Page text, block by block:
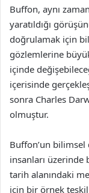
Buffon, aynı
yaratıldığı
doğrulamak için
gözlemlerine
içinde
içerisinde
sonra Charles
olmuştur.
Buffon’un
insanları üzerinde
tarih alanındaki
için bir örnek